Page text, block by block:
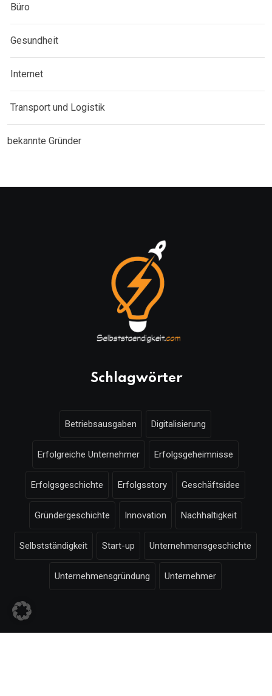
Büro
Gesundheit
Internet
Transport und Logistik
bekannte Gründer
Schlagwörter
Betriebsausgaben Digitalisierung
Erfolgreiche Unternehmer Erfolgsgeheimnisse
Erfolgsgeschichte Erfolgsstory Geschäftsidee
Gründergeschichte Innovation Nachhaltigkeit
Selbstständigkeit Start-up Unternehmensgeschichte
Unternehmensgründung Unternehmer